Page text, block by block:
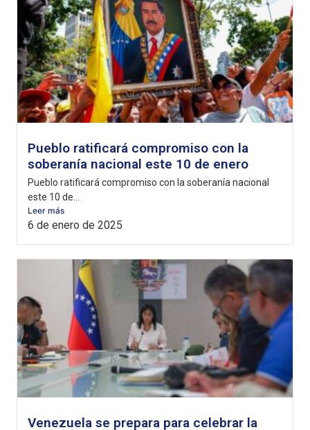
Pueblo ratificará compromiso con la
soberanía nacional este 10 de enero
Pueblo ratificará compromiso con la soberanía nacional
este 10 de...
Leer más
6 de enero de 2025
Venezuela se prepara para celebrar la